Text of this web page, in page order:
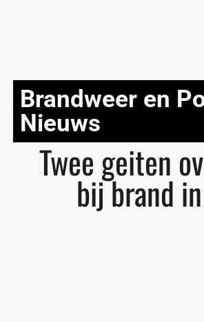
Brandweer en
Nieuws
Twee geiten
bij brand